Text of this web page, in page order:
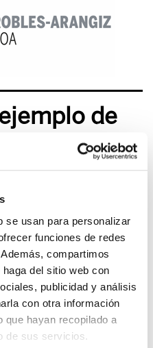
se usan para personalizar
funciones de redes
compartimos
del sitio web con
publicidad y análisis
con otra información
que hayan recopilado a
de sus servicios.
de
públicos,